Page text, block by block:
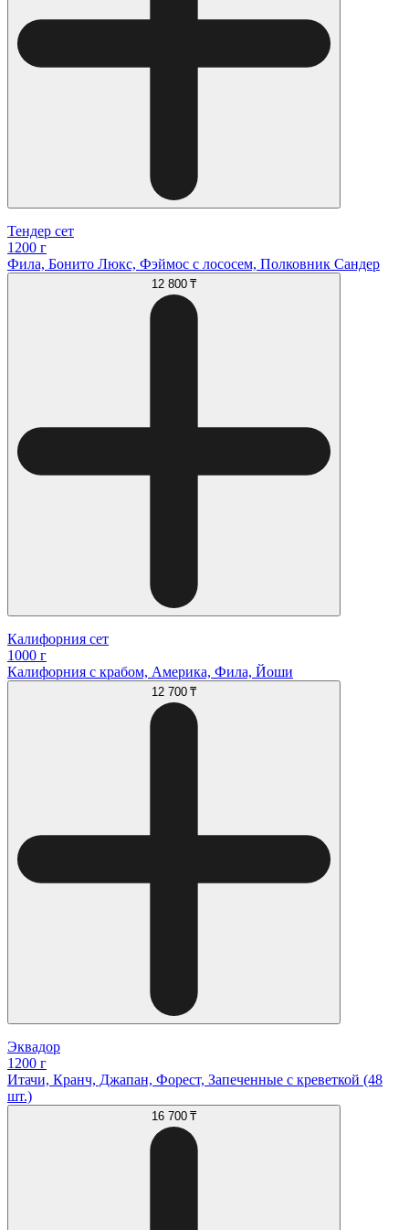
Тендер сет
1200 г
Фила, Бонито Люкс, Фэймос с лососем, Полковник Сандер
12 800 ₸
Калифорния сет
1000 г
Калифорния с крабом, Америка, Фила, Йоши
12 700 ₸
Эквадор
1200 г
Итачи, Кранч, Джапан, Форест, Запеченные с креветкой (48
шт.)
16 700 ₸